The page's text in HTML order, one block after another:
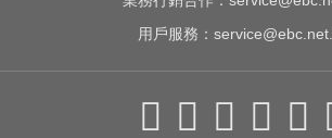
用戶服務：